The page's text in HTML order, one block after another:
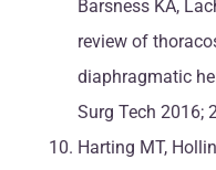
Barsness KA,
review of
diaphragmatic
Surg Tech 2016;
Harting MT,